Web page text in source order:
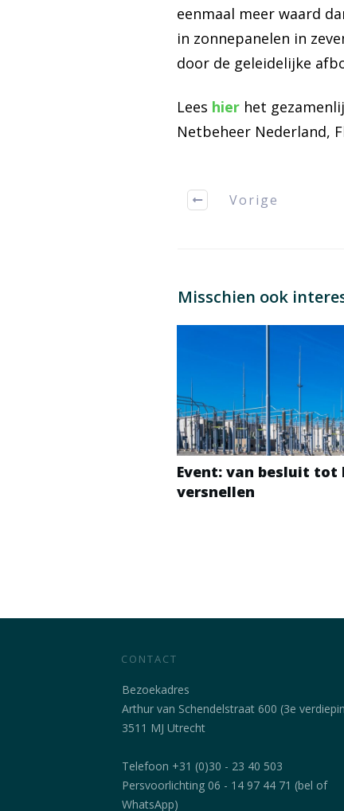
eenmaal meer waard
in zonnepanelen in
door de geleidelijke
Lees hier het
Netbeheer Nederland,
Vorige
Misschien ook
Event: van besluit tot
versnellen
CONTACT
Bezoekadres
Arthur van Schendelstraat 600 (3e
3511 MJ Utrecht
Telefoon +31 (0)30 - 23 40 503
Persvoorlichting 06 - 14 97 44 71 (bel of
WhatsApp)